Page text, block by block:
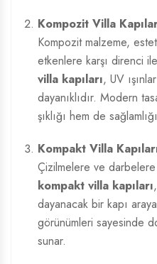
Kompozit Villa
Kompozit malzeme,
etkenlere karşı direnci
villa kapıları, UV
dayanıklıdır. Modern
şıklığı hem de
Kompakt Villa
Çizilmelere ve darbelere
kompakt villa kapıları
dayanacak bir kapı
görünümleri sayesinde
sunar.